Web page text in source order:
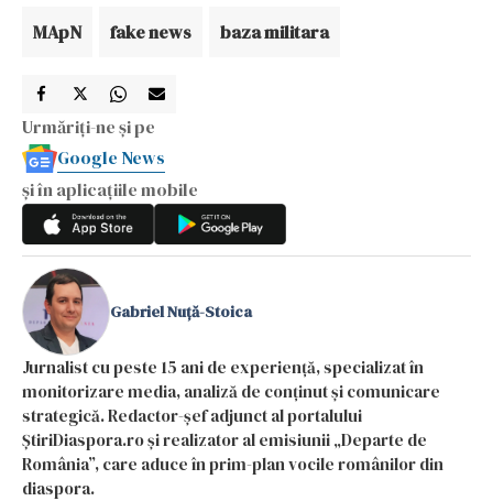
MApN fake news baza militara
Urmăriți-ne și pe
Google News
și în aplicațiile mobile
Gabriel Nuță-Stoica
Jurnalist cu peste 15 ani de experiență, specializat în
monitorizare media, analiză de conținut și comunicare
strategică. Redactor-șef adjunct al portalului
ȘtiriDiaspora.ro și realizator al emisiunii „Departe de
România”, care aduce în prim-plan vocile românilor din
diaspora.